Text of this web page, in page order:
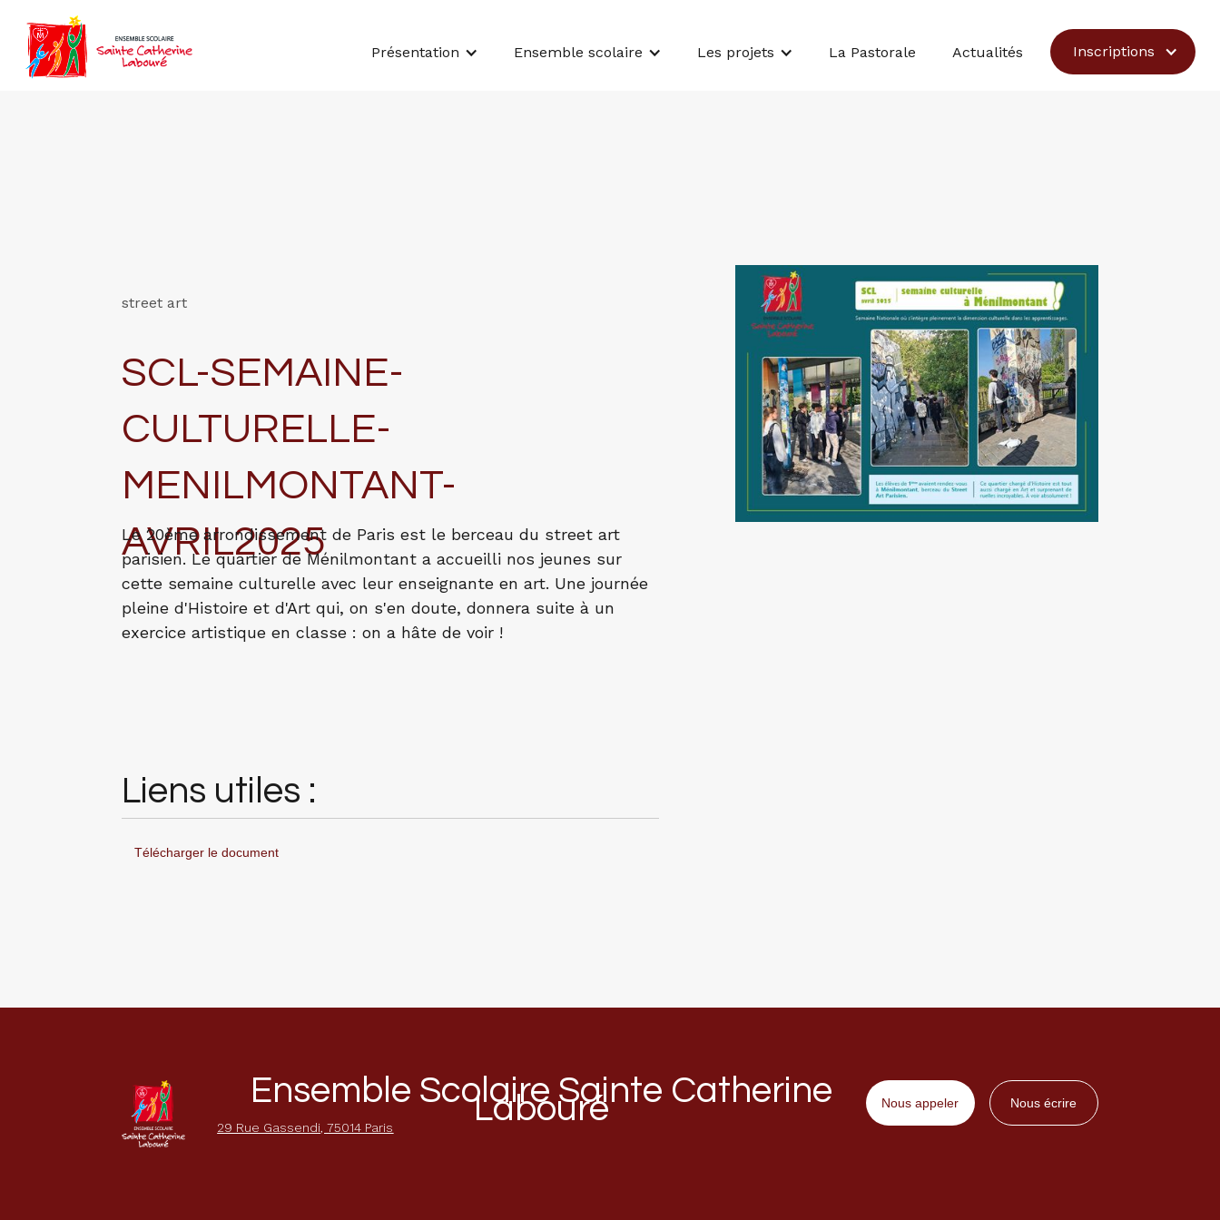
Présentation Ensemble scolaire Les projets La Pastorale Actualités Inscriptions
street art
SCL-SEMAINE-
CULTURELLE-
MENILMONTANT-
AVRIL2025
Le 20ème arrondissement de Paris est le berceau du street art
parisien. Le quartier de Ménilmontant a accueilli nos jeunes sur
cette semaine culturelle avec leur enseignante en art. Une journée
pleine d'Histoire et d'Art qui, on s'en doute, donnera suite à un
exercice artistique en classe : on a hâte de voir !
Liens utiles :
Télécharger le document
Ensemble Scolaire Sainte Catherine
Labouré
29 Rue Gassendi, 75014 Paris
Nous appeler Nous écrire